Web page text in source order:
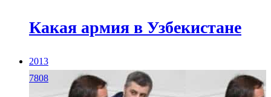
Какая армия в Узбекистане
2013
7808